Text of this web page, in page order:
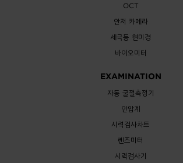
OCT
안저 카메라
세극등 현미경
바이오미터
EXAMINATION
자동 굴절측정기
안압계
시력검사차트
렌즈미터
시력검사기